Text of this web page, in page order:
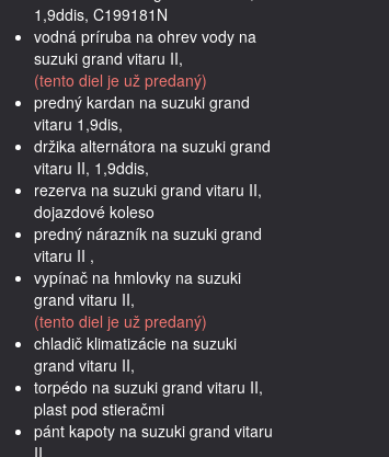
1,9ddis, C199181N
vodná príruba na ohrev vody na
suzuki grand vitaru II,
(tento diel je už predaný)
predný kardan na suzuki grand
vitaru 1,9dis,
držika alternátora na suzuki grand
vitaru II, 1,9ddis,
rezerva na suzuki grand vitaru II,
dojazdové koleso
predný nárazník na suzuki grand
vitaru II ,
vypínač na hmlovky na suzuki
grand vitaru II,
(tento diel je už predaný)
chladič klimatizácie na suzuki
grand vitaru II,
torpédo na suzuki grand vitaru II,
plast pod stieračmi
pánt kapoty na suzuki grand vitaru
II,